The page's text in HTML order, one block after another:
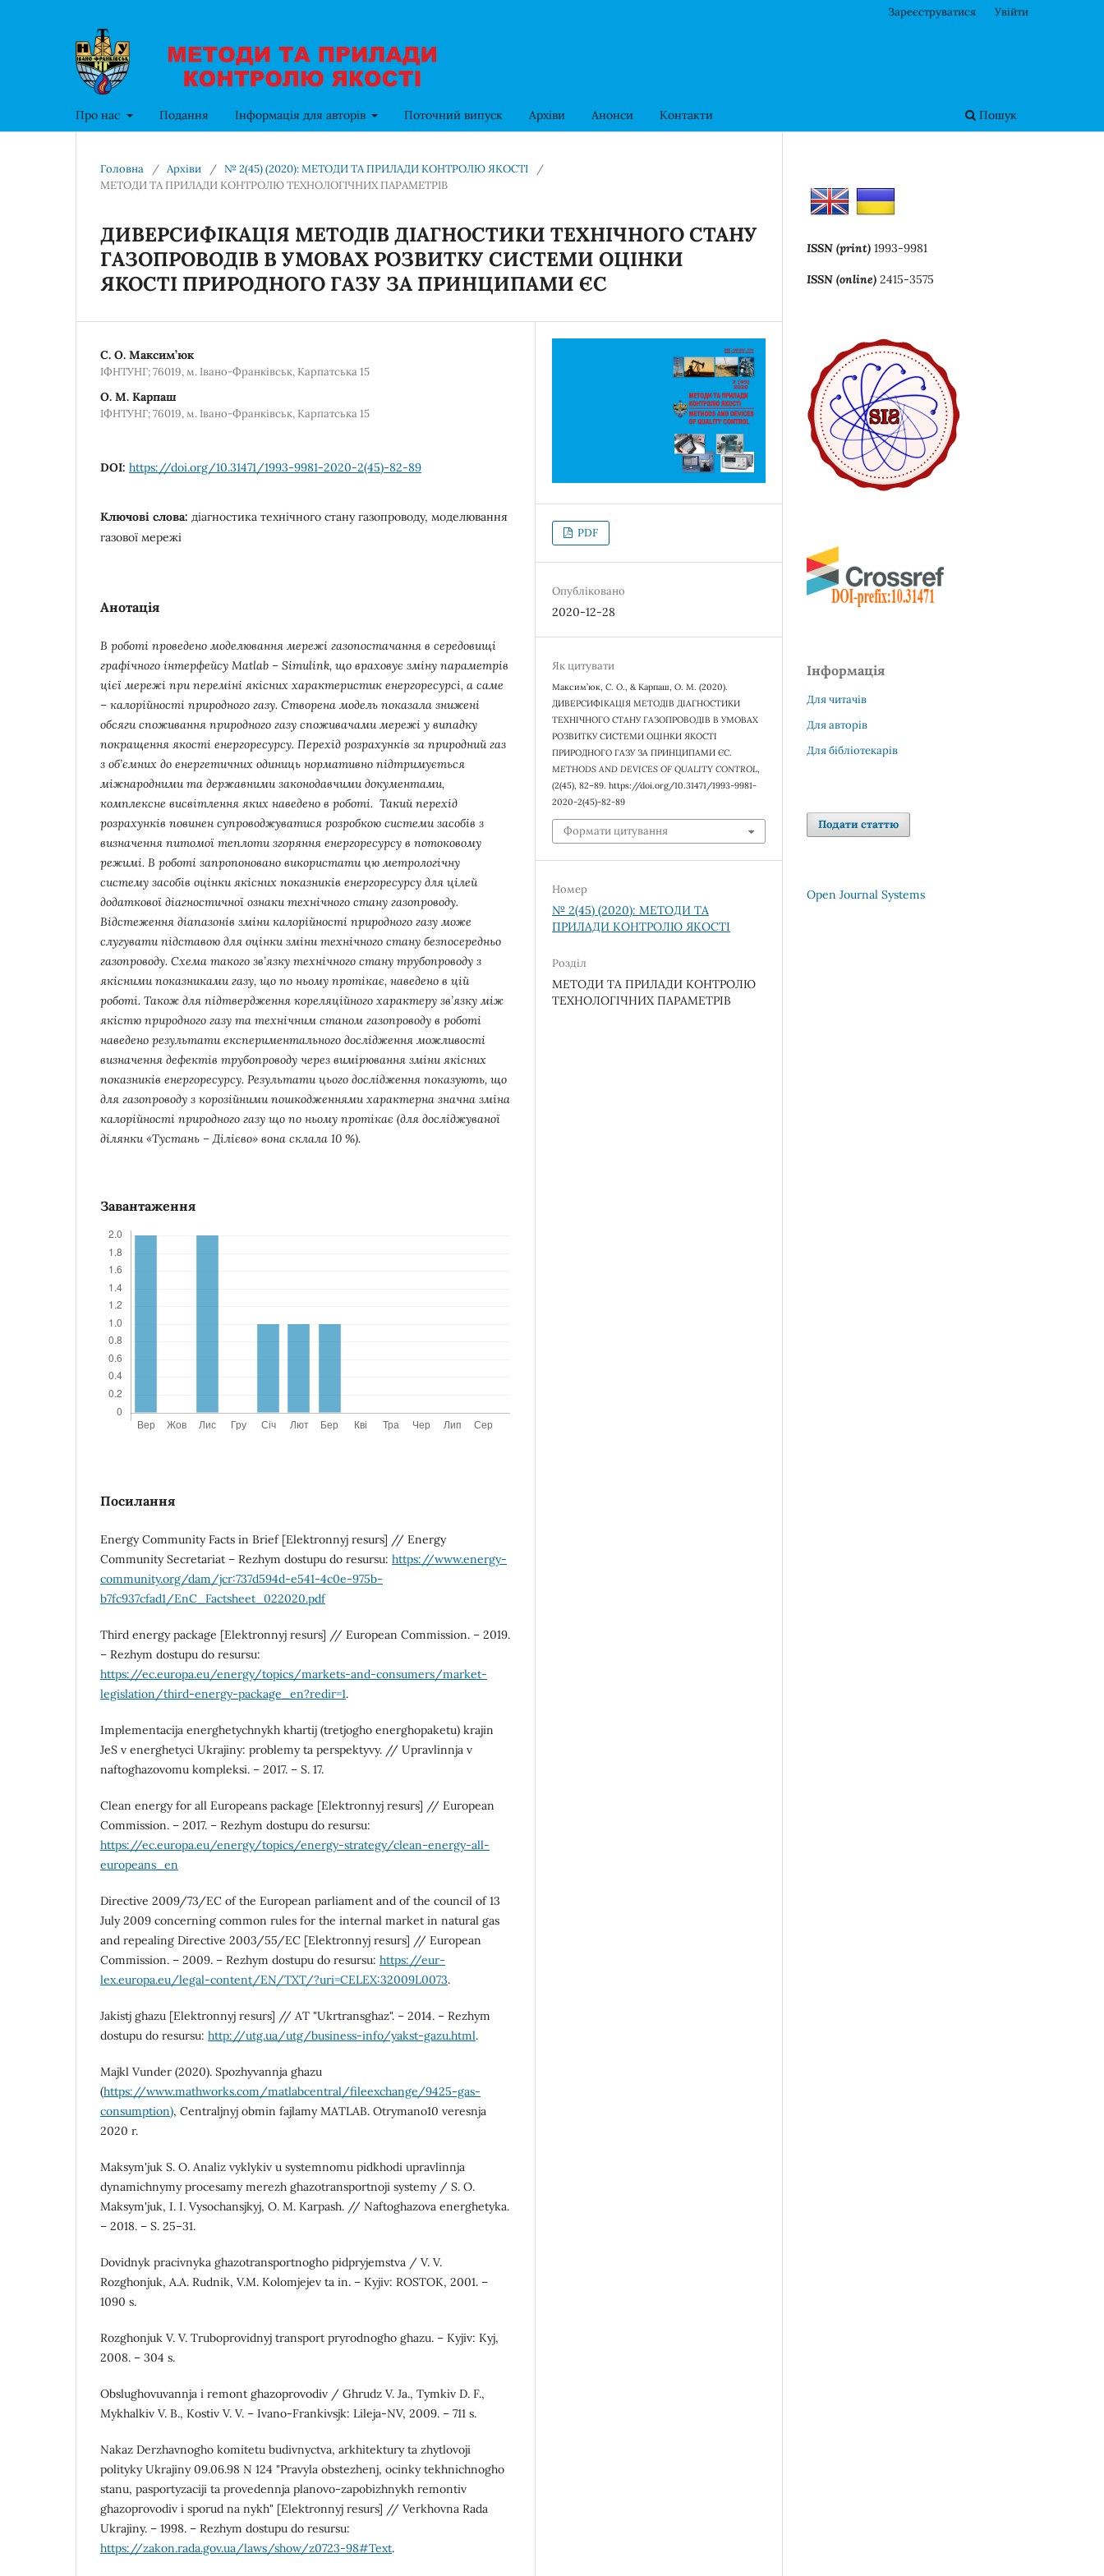
Про нас Подання Інформація для авторів Поточний випуск Архіви Анонси Контакти Пошук
Зареєструватися Увійти
Головна / Архіви / № 2(45) (2020): МЕТОДИ ТА ПРИЛАДИ КОНТРОЛЮ ЯКОСТІ
/
МЕТОДИ ТА ПРИЛАДИ КОНТРОЛЮ ТЕХНОЛОГІЧНИХ ПАРАМЕТРІВ
ДИВЕРСИФІКАЦІЯ МЕТОДІВ ДІАГНОСТИКИ ТЕХНІЧНОГО СТАНУ
ГАЗОПРОВОДІВ В УМОВАХ РОЗВИТКУ СИСТЕМИ ОЦІНКИ
ЯКОСТІ ПРИРОДНОГО ГАЗУ ЗА ПРИНЦИПАМИ ЄС
С. О. Максим’юк
ІФНТУНГ; 76019, м. Івано-Франківськ, Карпатська 15
О. М. Карпаш
ІФНТУНГ; 76019, м. Івано-Франківськ, Карпатська 15
DOI: https://doi.org/10.31471/1993-9981-2020-2(45)-82-89
Ключові слова: діагностика технічного стану газопроводу, моделювання
газової мережі
Анотація
В роботі проведено моделювання мережі газопостачання в середовищі
графічного інтерфейсу Matlab – Simulink, що враховує зміну параметрів
цієї мережі при переміні якісних характеристик енергоресурсі, а саме
– калорійності природного газу. Створена модель показала знижені
обсяги споживання природного газу споживачами мережі у випадку
покращення якості енергоресурсу. Перехід розрахунків за природний газ
з об’ємних до енергетичних одиниць нормативно підтримується
міжнародними та державними законодавчими документами,
комплексне висвітлення яких наведено в роботі. Такий перехід
розрахунків повинен супроводжуватися розробкою системи засобів з
визначення питомої теплоти згоряння енергоресурсу в потоковому
режимі. В роботі запропоновано використати цю метрологічну
систему засобів оцінки якісних показників енергоресурсу для цілей
додаткової діагностичної ознаки технічного стану газопроводу.
Відстеження діапазонів зміни калорійності природного газу може
слугувати підставою для оцінки зміни технічного стану безпосередньо
газопроводу. Схема такого зв’язку технічного стану трубопроводу з
якісними показниками газу, що по ньому протікає, наведено в цій
роботі. Також для підтвердження кореляційного характеру зв’язку між
якістю природного газу та технічним станом газопроводу в роботі
наведено результати експериментального дослідження можливості
визначення дефектів трубопроводу через вимірювання зміни якісних
показників енергоресурсу. Результати цього дослідження показують, що
для газопроводу з корозійними пошкодженнями характерна значна зміна
калорійності природного газу що по ньому протікає (для досліджуваної
ділянки «Тустань – Ділієво» вона склала 10 %).
Завантаження
Посилання
Energy Community Facts in Brief [Elektronnyj resurs] // Energy
Community Secretariat – Rezhym dostupu do resursu: https://www.energy-
community.org/dam/jcr:737d594d-e541-4c0e-975b-
b7fc937cfad1/EnC_Factsheet_022020.pdf
Third energy package [Elektronnyj resurs] // European Commission. – 2019.
– Rezhym dostupu do resursu:
https://ec.europa.eu/energy/topics/markets-and-consumers/market-
legislation/third-energy-package_en?redir=1.
Implementacija energhetychnykh khartij (tretjogho energhopaketu) krajin
JeS v energhetyci Ukrajiny: problemy ta perspektyvy. // Upravlinnja v
naftoghazovomu kompleksi. – 2017. – S. 17.
Clean energy for all Europeans package [Elektronnyj resurs] // European
Commission. – 2017. – Rezhym dostupu do resursu:
https://ec.europa.eu/energy/topics/energy-strategy/clean-energy-all-
europeans_en
Directive 2009/73/EC of the European parliament and of the council of 13
July 2009 concerning common rules for the internal market in natural gas
and repealing Directive 2003/55/EC [Elektronnyj resurs] // European
Commission. – 2009. – Rezhym dostupu do resursu: https://eur-
lex.europa.eu/legal-content/EN/TXT/?uri=CELEX:32009L0073.
Jakistj ghazu [Elektronnyj resurs] // AT "Ukrtransghaz". – 2014. – Rezhym
dostupu do resursu: http://utg.ua/utg/business-info/yakst-gazu.html.
Majkl Vunder (2020). Spozhyvannja ghazu
(https://www.mathworks.com/matlabcentral/fileexchange/9425-gas-
consumption), Centraljnyj obmin fajlamy MATLAB. Otrymano10 veresnja
2020 r.
Maksym'juk S. O. Analiz vyklykiv u systemnomu pidkhodi upravlinnja
dynamichnymy procesamy merezh ghazotransportnoji systemy / S. O.
Maksym'juk, I. I. Vysochansjkyj, O. M. Karpash. // Naftoghazova energhetyka.
– 2018. – S. 25–31.
Dovidnyk pracivnyka ghazotransportnogho pidpryjemstva / V. V.
Rozghonjuk, A.A. Rudnik, V.M. Kolomjejev ta in. – Kyjiv: ROSTOK, 2001. –
1090 s.
Rozghonjuk V. V. Truboprovidnyj transport pryrodnogho ghazu. – Kyjiv: Kyj,
2008. – 304 s.
Obslughovuvannja i remont ghazoprovodiv / Ghrudz V. Ja., Tymkiv D. F.,
Mykhalkiv V. B., Kostiv V. V. – Ivano-Frankivsjk: Lileja-NV, 2009. – 711 s.
Nakaz Derzhavnogho komitetu budivnyctva, arkhitektury ta zhytlovoji
polityky Ukrajiny 09.06.98 N 124 "Pravyla obstezhenj, ocinky tekhnichnogho
stanu, pasportyzaciji ta provedennja planovo-zapobizhnykh remontiv
ghazoprovodiv i sporud na nykh" [Elektronnyj resurs] // Verkhovna Rada
Ukrajiny. – 1998. – Rezhym dostupu do resursu:
https://zakon.rada.gov.ua/laws/show/z0723-98#Text.
PDF
Опубліковано
2020-12-28
Як цитувати
Максим’юк, С. О., & Карпаш, О. М. (2020).
ДИВЕРСИФІКАЦІЯ МЕТОДІВ ДІАГНОСТИКИ
ТЕХНІЧНОГО СТАНУ ГАЗОПРОВОДІВ В УМОВАХ
РОЗВИТКУ СИСТЕМИ ОЦІНКИ ЯКОСТІ
ПРИРОДНОГО ГАЗУ ЗА ПРИНЦИПАМИ ЄС.
METHODS AND DEVICES OF QUALITY CONTROL,
(2(45), 82–89. https://doi.org/10.31471/1993-9981-
2020-2(45)-82-89
Формати цитування
Номер
№ 2(45) (2020): МЕТОДИ ТА
ПРИЛАДИ КОНТРОЛЮ ЯКОСТІ
Розділ
МЕТОДИ ТА ПРИЛАДИ КОНТРОЛЮ
ТЕХНОЛОГІЧНИХ ПАРАМЕТРІВ
ISSN (print) 1993-9981
ISSN (online) 2415-3575
Інформація
Для читачів
Для авторів
Для бібліотекарів
Подати статтю
Open Journal Systems